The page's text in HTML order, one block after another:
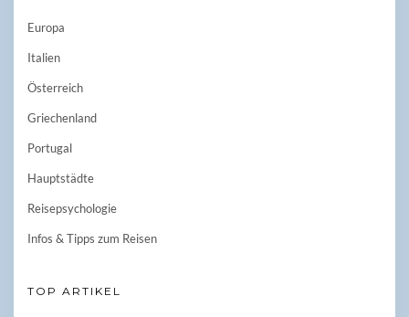
Europa
Italien
Österreich
Griechenland
Portugal
Hauptstädte
Reisepsychologie
Infos & Tipps zum Reisen
TOP ARTIKEL